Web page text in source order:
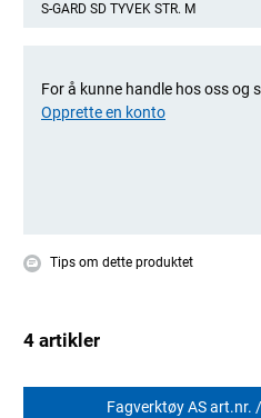
S-GARD SD TYVEK STR. M
For å kunne handle hos oss og
Opprette en konto
Tips om dette produktet
4 artikler
Fagverktøy AS art.nr.